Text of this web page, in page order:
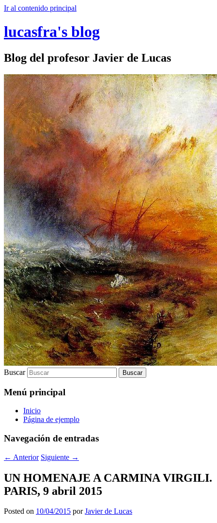
Ir al contenido principal
lucasfra's blog
Blog del profesor Javier de Lucas
Buscar
Menú principal
Inicio
Página de ejemplo
Navegación de entradas
← Anterior Siguiente →
UN HOMENAJE A CARMINA VIRGILI.
PARIS, 9 abril 2015
Posted on 10/04/2015 porJavier de Lucas